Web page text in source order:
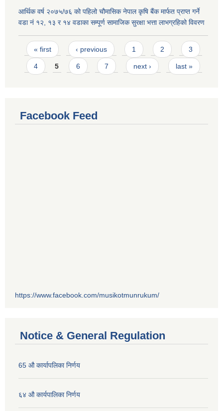
आर्थिक वर्ष २०७५/७६ को पहिलो चौमासिक नेपाल कृषि बैंक मार्फत प्राप्त गर्ने
वडा नं १२, १३ र १४ वडाका सम्पूर्ण सामाजिक सुरक्षा भत्ता लाभग्रहिको विवरण
Pages
« first ‹ previous 1 2 3
4 5 6 7 next › last »
Facebook Feed
https://www.facebook.com/musikotmunrukum/
Notice & General Regulation
65 औ कार्यापलिका निर्णय
६४ औ कार्यपालिका निर्णय